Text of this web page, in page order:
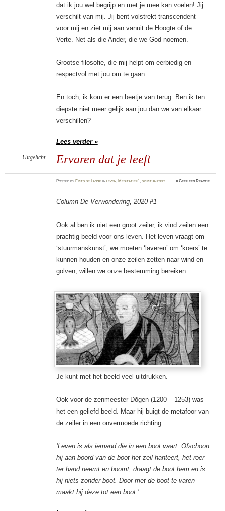
dat ik jou wel begrijp en met je mee kan voelen! Jij
verschilt van mij. Jij bent volstrekt transcendent
voor mij en ziet mij aan vanuit de Hoogte of de
Verte. Net als die Ander, die we God noemen.
Grootse filosofie, die mij helpt om eerbiedig en
respectvol met jou om te gaan.
En toch, ik kom er een beetje van terug. Ben ik ten
diepste niet meer gelijk aan jou dan we van elkaar
verschillen?
Lees verder »
Ervaren dat je leeft
Uitgelicht
PostedbyFrits de Lange inleven ,Meditatief1 ,spiritualiteit ≈Geef een Reactie
Column De Verwondering, 2020 #1
Ook al ben ik niet een groot zeiler, ik vind zeilen een
prachtig beeld voor ons leven. Het leven vraagt om
‘stuurmanskunst’, we moeten ‘laveren’ om ‘koers’ te
kunnen houden en onze zeilen zetten naar wind en
golven, willen we onze bestemming bereiken.
Je kunt met het beeld veel uitdrukken.
Ook voor de zenmeester Dōgen (1200 – 1253) was
het een geliefd beeld. Maar hij buigt de metafoor van
de zeiler in een onvermoede richting.
‘Leven is als iemand die in een boot vaart. Ofschoon
hij aan boord van de boot het zeil hanteert, het roer
ter hand neemt en boomt, draagt de boot hem en is
hij niets zonder boot. Door met de boot te varen
maakt hij deze tot een boot.’